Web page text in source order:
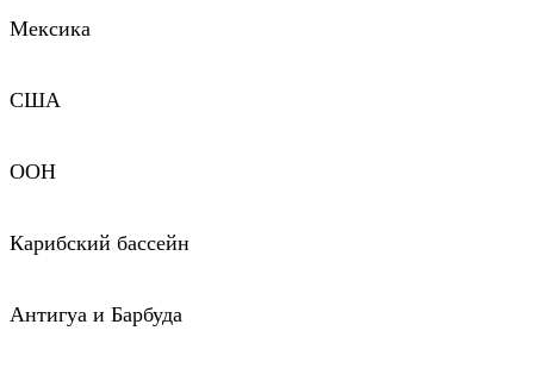
Мексика
США
ООН
Карибский бассейн
Антигуа и Барбуда